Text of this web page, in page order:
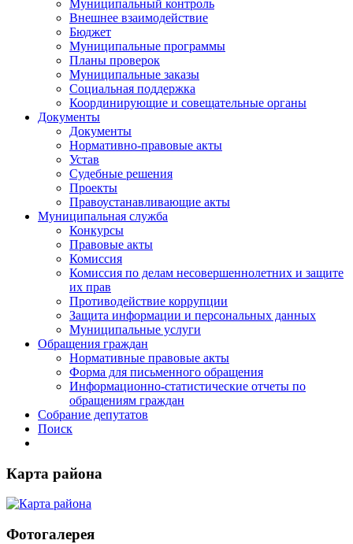
Муниципальный контроль
Внешнее взаимодействие
Бюджет
Муниципальные программы
Планы проверок
Муниципальные заказы
Социальная поддержка
Координирующие и совещательные органы
Документы
Документы
Нормативно-правовые акты
Устав
Судебные решения
Проекты
Правоустанавливающие акты
Муниципальная служба
Конкурсы
Правовые акты
Комиссия
Комиссия по делам несовершеннолетних и защите
их прав
Противодействие коррупции
Защита информации и персональных данных
Муниципальные услуги
Обращения граждан
Нормативные правовые акты
Форма для письменного обращения
Информационно-статистические отчеты по
обращениям граждан
Собрание депутатов
Поиск
Карта района
Фотогалерея